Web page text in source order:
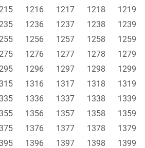
1216 1217 1218 1219
1236 1237 1238 1239
1256 1257 1258 1259
1276 1277 1278 1279
1296 1297 1298 1299
1316 1317 1318 1319
1336 1337 1338 1339
1356 1357 1358 1359
1376 1377 1378 1379
1396 1397 1398 1399